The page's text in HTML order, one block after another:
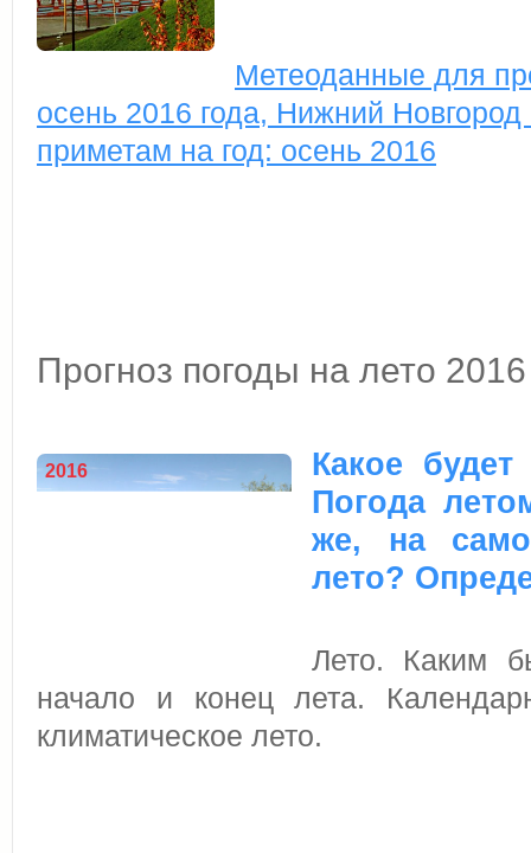
Метеоданные для
осень 2016 года, Нижний
приметам на год: осень 2016
Прогноз погоды на лето 2016
2016
Какое
Погода
же, на
лето?
Лето. Каким
начало и конец лета.
климатическое лето.